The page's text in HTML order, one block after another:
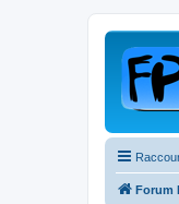
Forum